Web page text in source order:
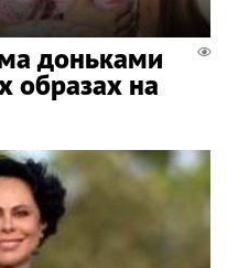
доньками
образах на